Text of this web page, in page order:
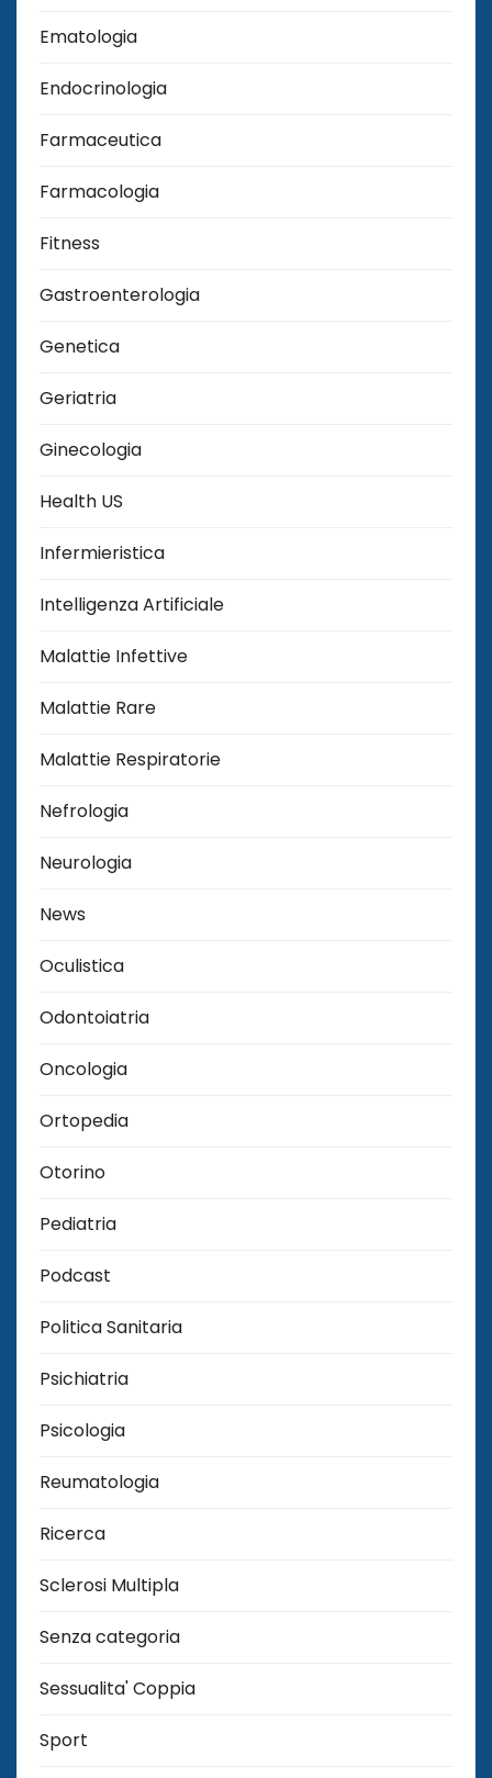
Ematologia
Endocrinologia
Farmaceutica
Farmacologia
Fitness
Gastroenterologia
Genetica
Geriatria
Ginecologia
Health US
Infermieristica
Intelligenza Artificiale
Malattie Infettive
Malattie Rare
Malattie Respiratorie
Nefrologia
Neurologia
News
Oculistica
Odontoiatria
Oncologia
Ortopedia
Otorino
Pediatria
Podcast
Politica Sanitaria
Psichiatria
Psicologia
Reumatologia
Ricerca
Sclerosi Multipla
Senza categoria
Sessualita' Coppia
Sport